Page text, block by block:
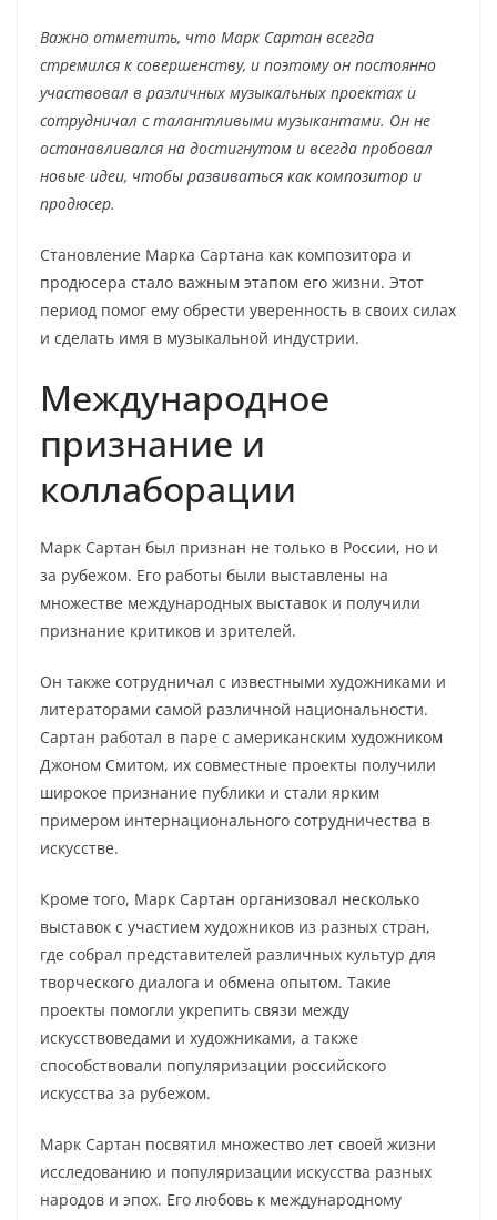
Важно отметить, что Марк Сартан всегда
стремился к совершенству, и поэтому он постоянно
участвовал в различных музыкальных проектах и
сотрудничал с талантливыми музыкантами. Он не
останавливался на достигнутом и всегда пробовал
новые идеи, чтобы развиваться как композитор и
продюсер.
Становление Марка Сартана как композитора и
продюсера стало важным этапом его жизни. Этот
период помог ему обрести уверенность в своих силах
и сделать имя в музыкальной индустрии.
Международное
признание и
коллаборации
Марк Сартан был признан не только в России, но и
за рубежом. Его работы были выставлены на
множестве международных выставок и получили
признание критиков и зрителей.
Он также сотрудничал с известными художниками и
литераторами самой различной национальности.
Сартан работал в паре с американским художником
Джоном Смитом, их совместные проекты получили
широкое признание публики и стали ярким
примером интернационального сотрудничества в
искусстве.
Кроме того, Марк Сартан организовал несколько
выставок с участием художников из разных стран,
где собрал представителей различных культур для
творческого диалога и обмена опытом. Такие
проекты помогли укрепить связи между
искусствоведами и художниками, а также
способствовали популяризации российского
искусства за рубежом.
Марк Сартан посвятил множество лет своей жизни
исследованию и популяризации искусства разных
народов и эпох. Его любовь к международному